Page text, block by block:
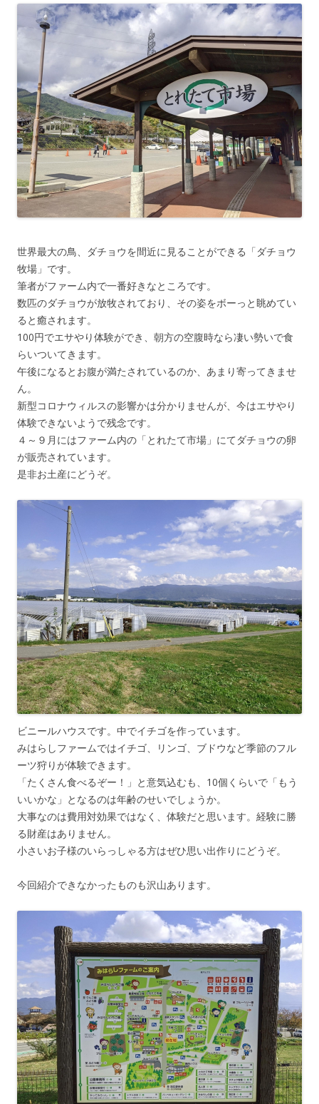
世界最大の鳥、ダチョウを間近に見ることができる「ダチョウ
牧場」です。
筆者がファーム内で一番好きなところです。
数匹のダチョウが放牧されており、その姿をボーっと眺めてい
ると癒されます。
100円でエサやり体験ができ、朝方の空腹時なら凄い勢いで食
らいついてきます。
午後になるとお腹が満たされているのか、あまり寄ってきませ
ん。
新型コロナウィルスの影響かは分かりませんが、今はエサやり
体験できないようで残念です。
４～９月にはファーム内の「とれたて市場」にてダチョウの卵
が販売されています。
是非お土産にどうぞ。
ビニールハウスです。中でイチゴを作っています。
みはらしファームではイチゴ、リンゴ、ブドウなど季節のフル
ーツ狩りが体験できます。
「たくさん食べるぞー！」と意気込むも、10個くらいで「もう
いいかな」となるのは年齢のせいでしょうか。
大事なのは費用対効果ではなく、体験だと思います。経験に勝
る財産はありません。
小さいお子様のいらっしゃる方はぜひ思い出作りにどうぞ。
今回紹介できなかったものも沢山あります。